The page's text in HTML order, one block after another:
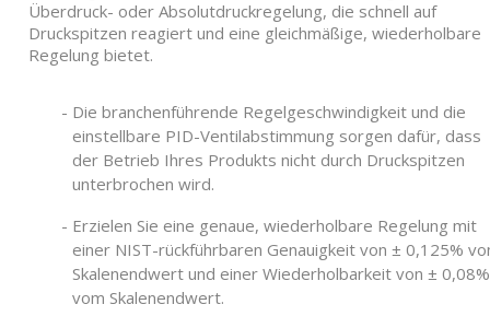
Überdruck- oder Absolutdruckregelung, die schnell auf
Druckspitzen reagiert und eine gleichmäßige, wiederholbare
Regelung bietet.
Die branchenführende Regelgeschwindigkeit und die
einstellbare PID-Ventilabstimmung sorgen dafür, dass
der Betrieb Ihres Produkts nicht durch Druckspitzen
unterbrochen wird.
Erzielen Sie eine genaue, wiederholbare Regelung mit
einer NIST-rückführbaren Genauigkeit von ± 0,125%
Skalenendwert und einer Wiederholbarkeit von ± 0,08%
vom Skalenendwert.